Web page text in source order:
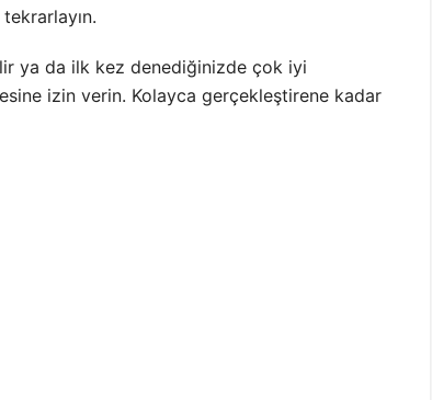
ya da ilk kez denediğinizde çok iyi
izin verin. Kolayca gerçekleştirene kadar